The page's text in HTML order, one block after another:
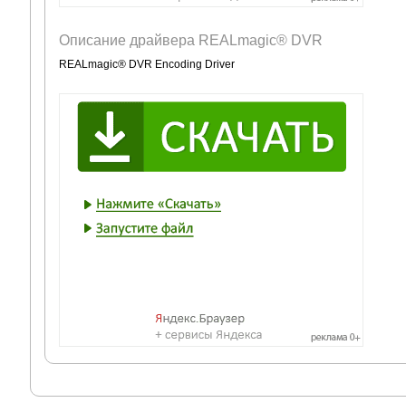
Описание драйвера REALmagic® DVR
REALmagic® DVR Encoding Driver